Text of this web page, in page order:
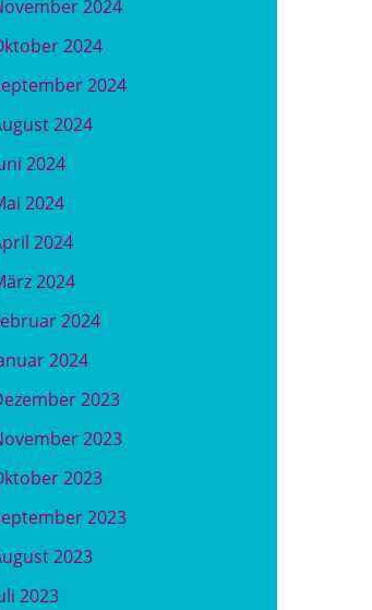
2024
2024
2024
2024
2024
2024
2024
2024
2024
2024
2023
2023
2023
2023
2023
2023